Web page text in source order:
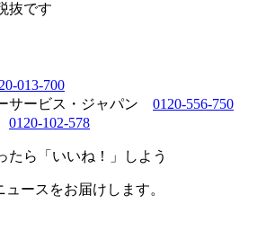
抜です
013-700
サービス・ジャパン 0120-556-750
0120-102-578
たら「いいね！」しよう
ースをお届けします。